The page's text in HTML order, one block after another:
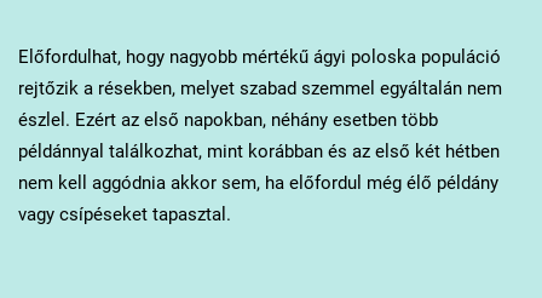
Előfordulhat, hogy nagyobb mértékű ágyi poloska populáció
rejtőzik a résekben, melyet szabad szemmel egyáltalán nem
észlel. Ezért az első napokban, néhány esetben több
példánnyal találkozhat, mint korábban és az első két hétben
nem kell aggódnia akkor sem, ha előfordul még élő példány
vagy csípéseket tapasztal.